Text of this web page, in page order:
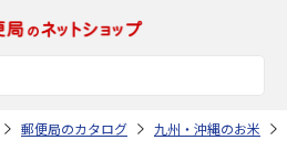
郵便局のカタログ 九州・沖縄のお米